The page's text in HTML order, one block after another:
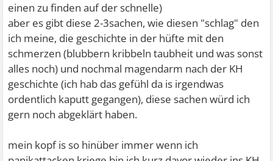
einen zu finden auf der schnelle)
aber es gibt diese 2-3sachen, wie diesen "schlag" den
ich meine, die geschichte in der hüfte mit den
schmerzen (blubbern kribbeln taubheit und was sonst
alles noch) und nochmal magendarm nach der KH
geschichte (ich hab das gefühl da is irgendwas
ordentlich kaputt gegangen), diese sachen würd ich
gern noch abgeklärt haben.
mein kopf is so hinüber immer wenn ich